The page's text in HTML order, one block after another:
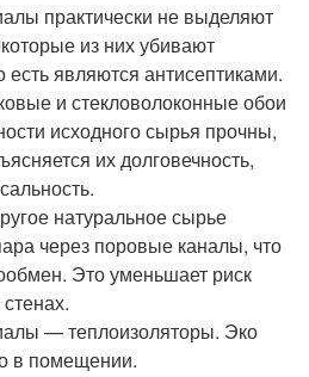
практически не выделяют
из них убивают
являются антисептиками.
и стекловолоконные обои
исходного сырья прочны,
их долговечность,
натуральное сырье
через поровые каналы, что
Это уменьшает риск
— теплоизоляторы. Эко
в помещении.